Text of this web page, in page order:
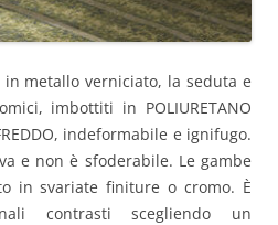
metallo verniciato, la seduta e
imbottiti in POLIURETANO
indeformabile e ignifugo.
e non è sfoderabile. Le gambe
in svariate finiture o cromo. È
contrasti scegliendo un